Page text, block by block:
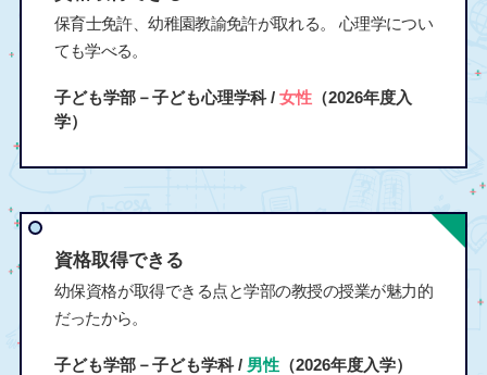
保育士免許、幼稚園教諭免許が取れる。 心理学につい
ても学べる。
子ども学部－子ども心理学科 / 女性（2026年度入
学）
資格取得できる
幼保資格が取得できる点と学部の教授の授業が魅力的
だったから。
子ども学部－子ども学科 / 男性（2026年度入学）